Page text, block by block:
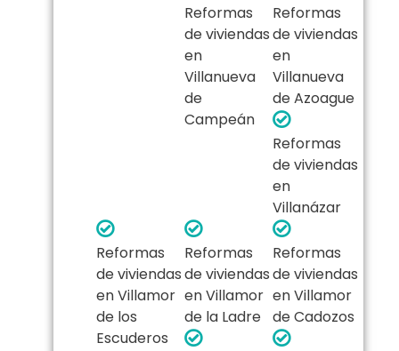
Reformas
de viviendas
en
Villanueva
de
Campeán
Reformas
de viviendas
en
Villanueva
de Azoague
Reformas
de viviendas
en
Villanázar
Reformas
de viviendas
en Villamor
de los
Escuderos
Reformas
de viviendas
en Villamor
de la Ladre
Reformas
de viviendas
en Villamor
de Cadozos